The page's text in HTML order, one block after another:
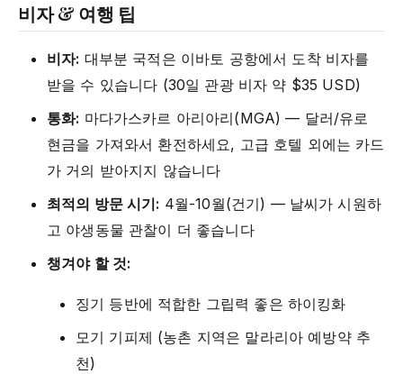
비자 & 여행 팁
비자: 대부분 국적은 이바토 공항에서 도착 비자를
받을 수 있습니다 (30일 관광 비자 약 $35 USD)
통화: 마다가스카르 아리아리(MGA) — 달러/유로
현금을 가져와서 환전하세요, 고급 호텔 외에는 카드
가 거의 받아지지 않습니다
최적의 방문 시기: 4월-10월(건기) — 날씨가 시원하
고 야생동물 관찰이 더 좋습니다
챙겨야 할 것:
징기 등반에 적합한 그립력 좋은 하이킹화
모기 기피제 (농촌 지역은 말라리아 예방약 추
천)